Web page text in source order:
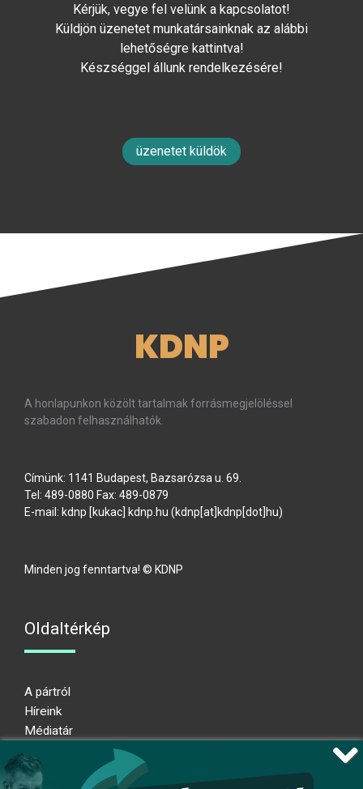
Kérjük, vegye fel velünk a kapcsolatot!
Küldjön üzenetet munkatársainknak az alábbi
lehetőségre kattintva!
Készséggel állunk rendelkezésére!
üzenetet küldök
KDNP
A honlapunkon közölt tartalmak forrásmegjelöléssel
szabadon felhasználhatók.
Címünk: 1141 Budapest, Bazsarózsa u. 69.
Tel: 489-0880 Fax: 489-0879
E-mail: kdnp [kukac] kdnp.hu (kdnp[at]kdnp[dot]hu)
Minden jog fenntartva! © KDNP
Oldaltérkép
A pártról
Híreink
Médiatár
Adatkezelési nyilatkozat